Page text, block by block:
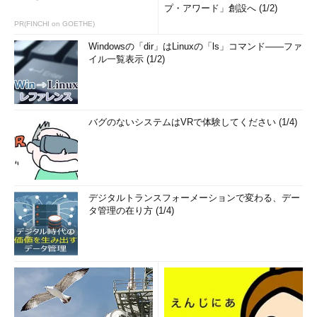
PR(FINCHI on GOETHE)
プ・アワード」創設へ (1/2)
Windowsの「dir」はLinuxの「ls」コマンド――ファ
イル一覧表示 (1/2)
バグのないシステムはVRで体験してください (1/4)
デジタルトランスフォーメーションで変わる、デー
タ管理の在り方 (1/4)